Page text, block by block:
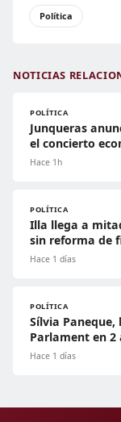
Política
NOTICIAS
POLÍTICA
Junqueras
el concierto
Hace 1h
POLÍTICA
Illa llega a
sin reforma de
Hace 1 días
POLÍTICA
Sílvia
Parlament en 2
Hace 1 días